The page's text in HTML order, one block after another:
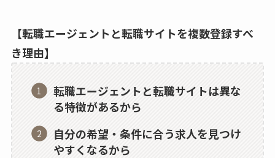
【転職エージェントと転職サイトを複数登録すべ
き理由】
転職エージェントと転職サイトは異な
る特徴があるから
自分の希望・条件に合う求人を見つけ
やすくなるから